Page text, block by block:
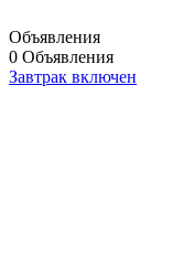
Объявления
0 Объявления
Завтрак включен